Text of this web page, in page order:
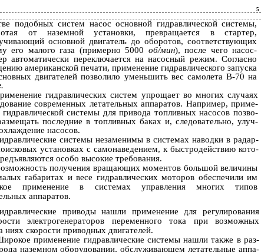
5
подобных систем насос основной гидравлической системы,
от наземной установки, превращается в стартер,
основной двигатель до оборотов, соответствующих
его малого газа (примерно 5000 об/мин), после чего насос-
автоматически переключается на насосный режим. Согласно
американской печати, применение гидравлического запуска
двигателей позволило уменьшить вес самолета В-70 на
гидравлических систем упрощает во многих случаях
современных летательных аппаратов. Например, приме­
гидравлической системы для привода топливных насосов позво­
последние в топливных баках и, следовательно, улуч­
насосов.
системы незаменимы в системах наводки в радар­
установках с самонаведением, к быстродействию кото­
особо высокие требования.
получения вращающих моментов большой величины
габаритах и весе гидравлических моторов обеспечили им
применение в системах управления многих типов
аппаратов.
приводы нашли применение для регулирования
электрогенераторов переменного тока при возможных
ниях скорости приводных двигателей.
применение гидравлические системы нашли также в раз­
наземном оборудовании, обслуживающем летательные аппа­